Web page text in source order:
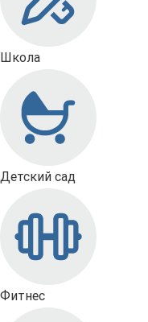
Школа
Детский сад
Фитнес